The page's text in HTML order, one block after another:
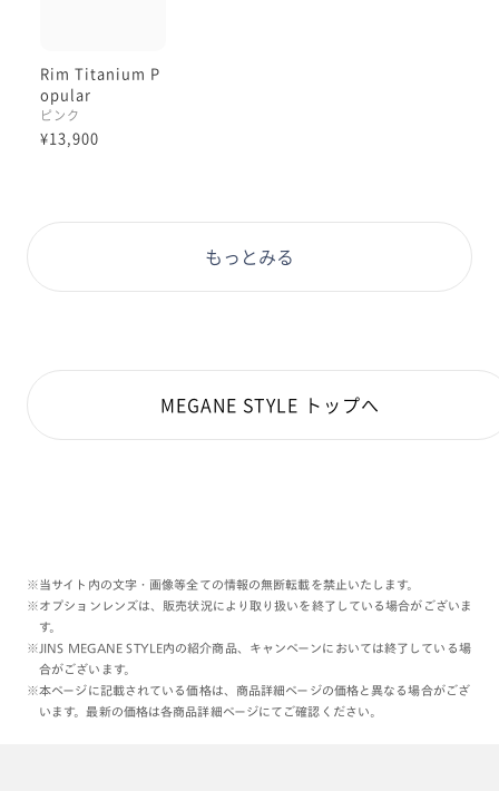
メイクの一環ですから、
メイクとぶつからない、という考え方が
できますので😌
ピンクゴールドの縁と自然に溶け込みます☺︎
それからこのサイズ！
ぜひたくさんの方のお手に取って
理翔/rishang
Rim Titanium P
opular
ピンク
¥13,900
もっとみる
MEGANE STYLE トップへ
※当サイト内の文字・画像等全ての情報の無断転載を禁止いたします。
※オプションレンズは、販売状況により取り扱いを終了している場合がございま
す。
※JINS MEGANE STYLE内の紹介商品、キャンペーンにおいては終了している場
合がございます。
※本ページに記載されている価格は、商品詳細ページの価格と異なる場合がござ
います。最新の価格は各商品詳細ページにてご確認ください。